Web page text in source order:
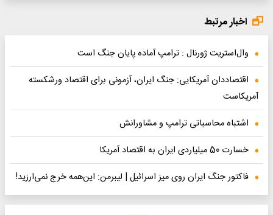
اخبار مرتبط
وال‌استریت ژورنال : ترامپ آماده پایان جنگ است
اقتصاددان آمریکایی: جنگ ایران، آزمونی برای اقتصاد ورشکسته
آمریکاست
اشتباه محاسباتی ترامپ و مشاورانش
خسارت 50 میلیاردی ایران به اقتصاد آمریکا
فاکتور جنگ ایران روی میز اسرائیل | لیبرمن: این‌همه خرج نمی‌ارزید!